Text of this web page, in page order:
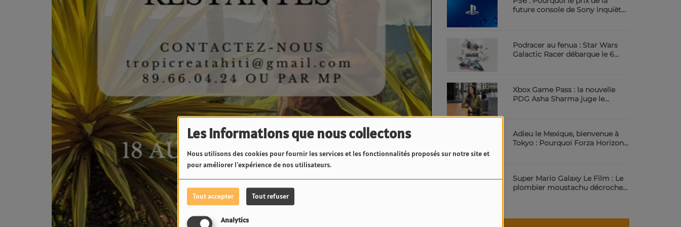
Les informations que nous collectons
Nous utilisons des cookies pour fournir les services et les fonctionnalités proposés sur notre site et
pour améliorer l'expérience de nos utilisateurs.
Tout accepter Tout refuser
Analytics
future console de Sony inquiète
Podracer au fenua : Star Wars
Galactic Racer débarque le 6
Xbox Game Pass : la nouvelle
PDG Asha Sharma juge le
Adieu le Mexique, bienvenue à
Tokyo : Pourquoi Forza Horizon
Super Mario Galaxy Le Film : Le
plombier moustachu décroche